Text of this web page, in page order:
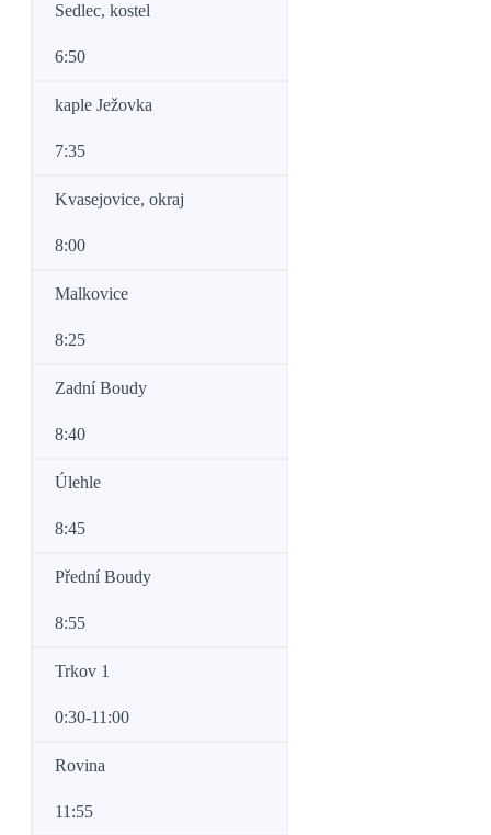
Sedlec, kostel
6:50
kaple Ježovka
7:35
Kvasejovice, okraj
8:00
Malkovice
8:25
Zadní Boudy
8:40
Úlehle
8:45
Přední Boudy
8:55
Trkov 1
0:30-11:00
Rovina
11:55